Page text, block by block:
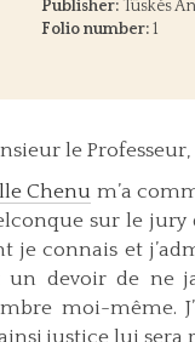
Publisher: Tüskés
Folio number:1
le Professeur,
Chenu m’a
sur le jury
je connais et
un devoir de ne
moi-même.
justice lui sera